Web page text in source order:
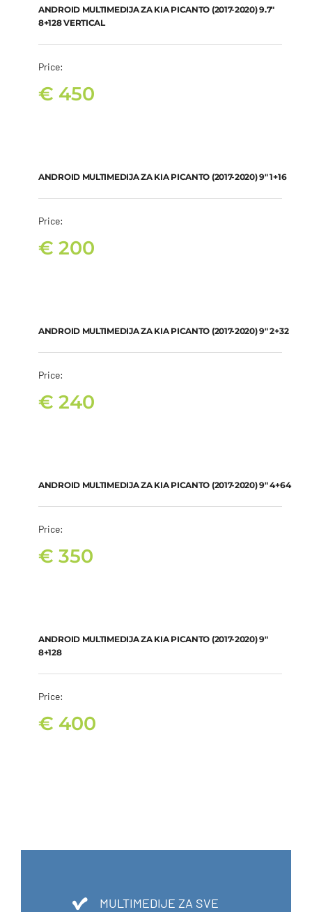
ANDROID MULTIMEDIJA ZA KIA PICANTO (2017-2020) 9.7″
8+128 VERTICAL
Price:
€ 450
ANDROID MULTIMEDIJA ZA KIA PICANTO (2017-2020) 9″ 1+16
Price:
€ 200
ANDROID MULTIMEDIJA ZA KIA PICANTO (2017-2020) 9″ 2+32
Price:
€ 240
ANDROID MULTIMEDIJA ZA KIA PICANTO (2017-2020) 9″ 4+64
Price:
€ 350
ANDROID MULTIMEDIJA ZA KIA PICANTO (2017-2020) 9″
8+128
Price:
€ 400
MULTIMEDIJE ZA SVE